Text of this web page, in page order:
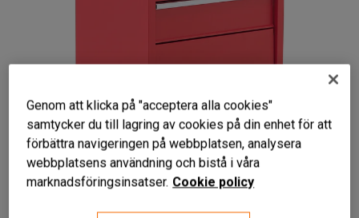
Liknande produkter
Genom att klicka på "acceptera alla cookies"
samtycker du till lagring av cookies på din enhet för att
förbättra navigeringen på webbplatsen, analysera
webbplatsens användning och bistå i våra
marknadsföringsinsatser. Cookie policy